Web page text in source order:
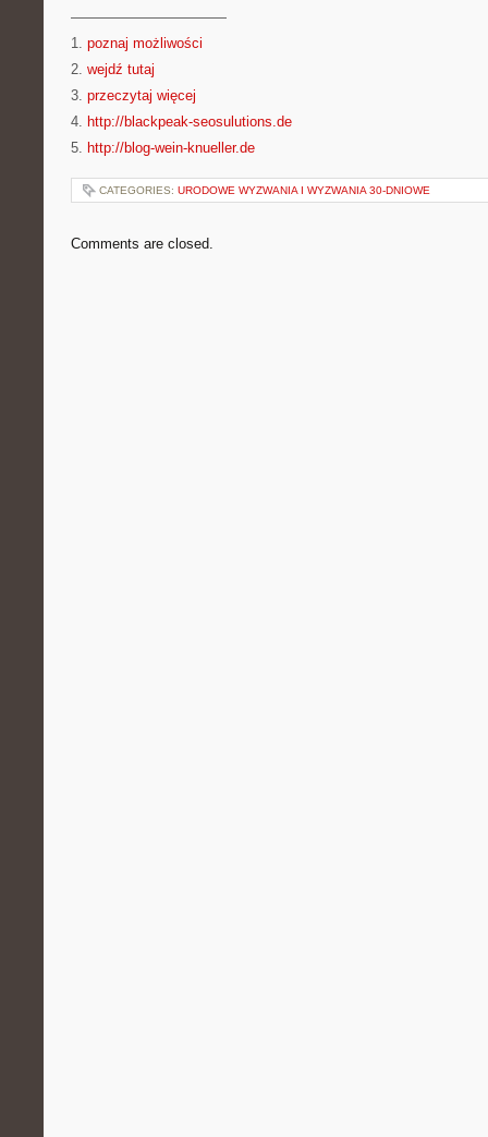
———————————
1. poznaj możliwości
2. wejdź tutaj
3. przeczytaj więcej
4. http://blackpeak-seosulutions.de
5. http://blog-wein-knueller.de
CATEGORIES: URODOWE WYZWANIA I WYZWANIA 30-DNIOWE
Comments are closed.